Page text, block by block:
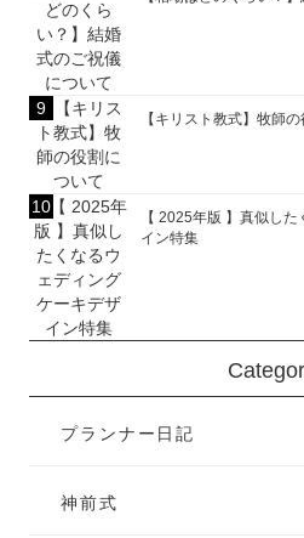
【キリスト教式】牧師
【 2025年版 】真似し
イン特集
プランナー日記
神前式